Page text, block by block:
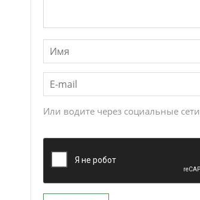
Или водите через социальные сети